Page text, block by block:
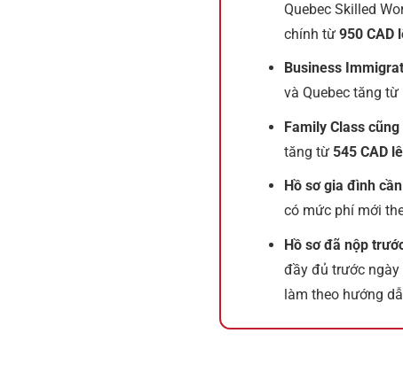
Quebec Skilled
chính từ 950 CAD
Business
và Quebec tăng từ
Family Class
tăng từ 545 CAD
Hồ sơ gia đình
có mức phí mới
Hồ sơ đã nộp
đầy đủ trước ngày
làm theo hướng